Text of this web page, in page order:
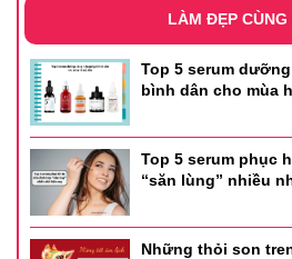
LÀM ĐẸP CÙNG
Top 5 serum
bình dân cho mùa
Top 5 serum phục
“săn lùng” nhiều
Những thỏi son